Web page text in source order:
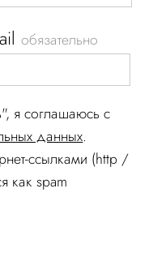
обязательно
я соглашаюсь c
данных.
ссылками (http /
как spam